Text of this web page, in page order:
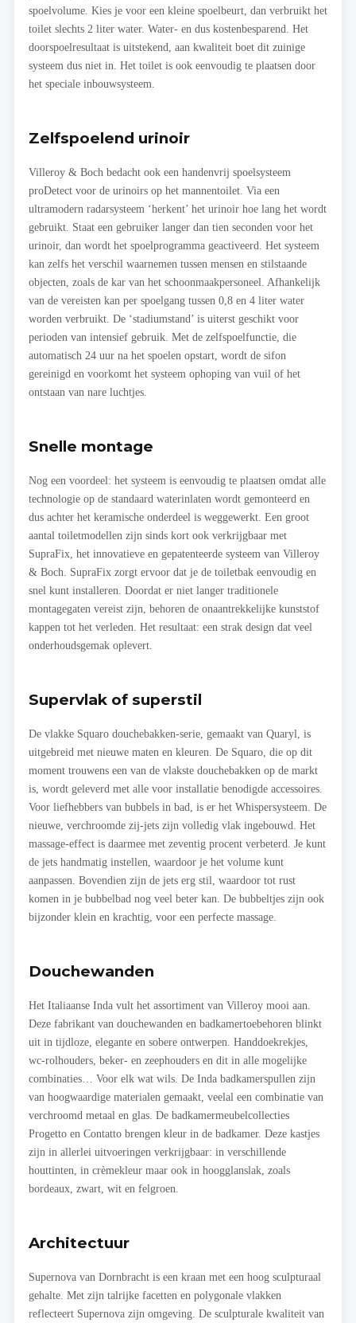
spoelvolume. Kies je voor een kleine spoelbeurt, dan verbruikt het
toilet slechts 2 liter water. Water- en dus kostenbesparend. Het
doorspoelresultaat is uitstekend, aan kwaliteit boet dit zuinige
systeem dus niet in. Het toilet is ook eenvoudig te plaatsen door
het speciale inbouwsysteem.
Zelfspoelend urinoir
Villeroy & Boch bedacht ook een handenvrij spoelsysteem
proDetect voor de urinoirs op het mannentoilet. Via een
ultramodern radarsysteem ‘herkent’ het urinoir hoe lang het wordt
gebruikt. Staat een gebruiker langer dan tien seconden voor het
urinoir, dan wordt het spoelprogramma geactiveerd. Het systeem
kan zelfs het verschil waarnemen tussen mensen en stilstaande
objecten, zoals de kar van het schoonmaakpersoneel. Afhankelijk
van de vereisten kan per spoelgang tussen 0,8 en 4 liter water
worden verbruikt. De ‘stadiumstand’ is uiterst geschikt voor
perioden van intensief gebruik. Met de zelfspoelfunctie, die
automatisch 24 uur na het spoelen opstart, wordt de sifon
gereinigd en voorkomt het systeem ophoping van vuil of het
ontstaan van nare luchtjes.
Snelle montage
Nog een voordeel: het systeem is eenvoudig te plaatsen omdat alle
technologie op de standaard waterinlaten wordt gemonteerd en
dus achter het keramische onderdeel is weggewerkt. Een groot
aantal toiletmodellen zijn sinds kort ook verkrijgbaar met
SupraFix, het innovatieve en gepatenteerde systeem van Villeroy
& Boch. SupraFix zorgt ervoor dat je de toiletbak eenvoudig en
snel kunt installeren. Doordat er niet langer traditionele
montagegaten vereist zijn, behoren de onaantrekkelijke kunststof
kappen tot het verleden. Het resultaat: een strak design dat veel
onderhoudsgemak oplevert.
Supervlak of superstil
De vlakke Squaro douchebakken-serie, gemaakt van Quaryl, is
uitgebreid met nieuwe maten en kleuren. De Squaro, die op dit
moment trouwens een van de vlakste douchebakken op de markt
is, wordt geleverd met alle voor installatie benodigde accessoires.
Voor liefhebbers van bubbels in bad, is er het Whispersysteem. De
nieuwe, verchroomde zij-jets zijn volledig vlak ingebouwd. Het
massage-effect is daarmee met zeventig procent verbeterd. Je kunt
de jets handmatig instellen, waardoor je het volume kunt
aanpassen. Bovendien zijn de jets erg stil, waardoor tot rust
komen in je bubbelbad nog veel beter kan. De bubbeltjes zijn ook
bijzonder klein en krachtig, voor een perfecte massage.
Douchewanden
Het Italiaanse Inda vult het assortiment van Villeroy mooi aan.
Deze fabrikant van douchewanden en badkamertoebehoren blinkt
uit in tijdloze, elegante en sobere ontwerpen. Handdoekrekjes,
wc-rolhouders, beker- en zeephouders en dit in alle mogelijke
combinaties… Voor elk wat wils. De Inda badkamerspullen zijn
van hoogwaardige materialen gemaakt, veelal een combinatie van
verchroomd metaal en glas. De badkamermeubelcollecties
Progetto en Contatto brengen kleur in de badkamer. Deze kastjes
zijn in allerlei uitvoeringen verkrijgbaar: in verschillende
houttinten, in crèmekleur maar ook in hoogglanslak, zoals
bordeaux, zwart, wit en felgroen.
Architectuur
Supernova van Dornbracht is een kraan met een hoog sculpturaal
gehalte. Met zijn talrijke facetten en polygonale vlakken
reflecteert Supernova zijn omgeving. De sculpturale kwaliteit van